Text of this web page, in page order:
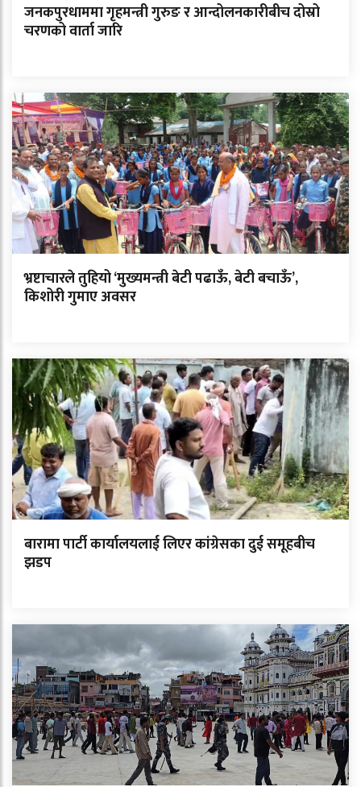
जनकपुरधाममा गृहमन्त्री गुरुङ र आन्दोलनकारीबीच दोस्रो
चरणको वार्ता जारि
भ्रष्टाचारले तुहियो ‘मुख्यमन्त्री बेटी पढाऊँ, बेटी बचाऊँ’,
किशोरी गुमाए अवसर
बारामा पार्टी कार्यालयलाई लिएर कांग्रेसका दुई समूहबीच
झडप